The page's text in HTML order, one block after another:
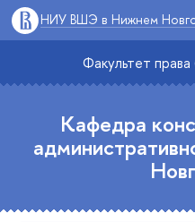
НИУ ВШЭ в Нижнем
Факультет
Кафедра